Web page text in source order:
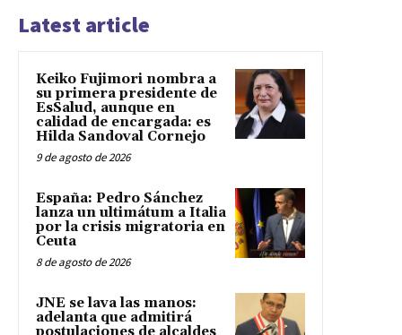
Latest article
Keiko Fujimori nombra a
su primera presidente de
EsSalud, aunque en
calidad de encargada: es
Hilda Sandoval Cornejo
9 de agosto de 2026
España: Pedro Sánchez
lanza un ultimátum a Italia
por la crisis migratoria en
Ceuta
8 de agosto de 2026
JNE se lava las manos:
adelanta que admitirá
postulaciones de alcaldes